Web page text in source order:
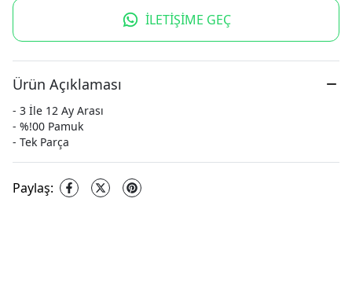
İLETİŞİME GEÇ
Ürün Açıklaması
- 3 İle 12 Ay Arası
- %!00 Pamuk
- Tek Parça
Paylaş: